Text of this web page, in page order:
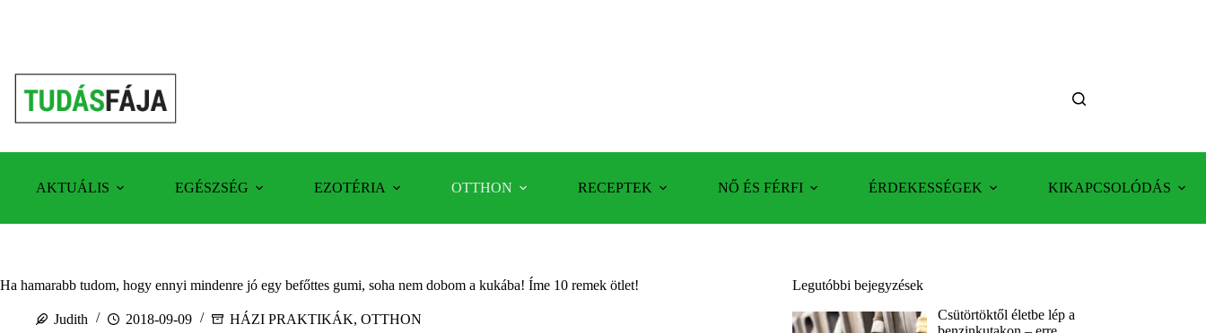
AKTUÁLIS EGÉSZSÉG EZOTÉRIA OTTHON RECEPTEK NŐ ÉS FÉRFI ÉRDEKESSÉGEK KIKAPCSOLÓDÁS
Ha hamarabb tudom, hogy ennyi mindenre jó egy befőttes gumi, soha nem dobom a kukába! Íme 10 remek ötlet!
Judith 2018-09-09 HÁZI PRAKTIKÁK, OTTHON
Legutóbbi bejegyzések
Csütörtöktől életbe lép a